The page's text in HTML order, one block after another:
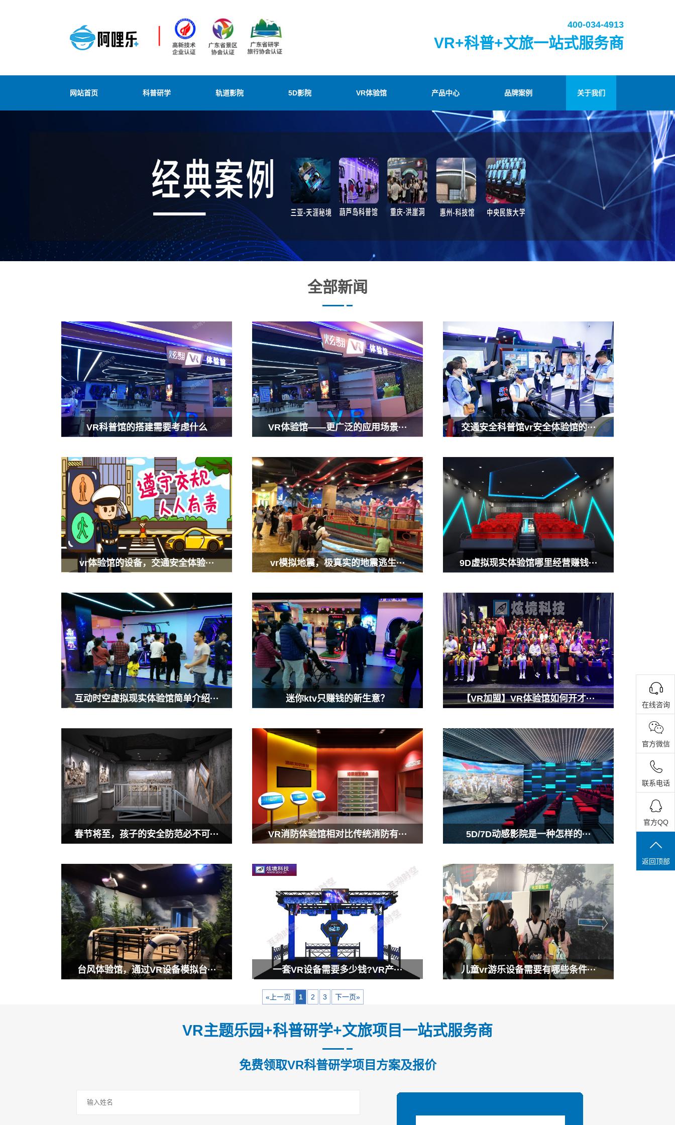
400-034-4913
VR+科普+文旅一站式服务商
网站首页 科普研学 轨道影院 5D影院 VR体验馆 产品中心 品牌案例 关于我们
全部新闻
VR科普馆的搭建需要考虑什么 VR体验馆——更广泛的应用场景··· 交通安全科普馆vr安全体验馆的···
vr体验馆的设备，交通安全体验··· vr模拟地震，极真实的地震逃生··· 9D虚拟现实体验馆哪里经营赚钱···
互动时空虚拟现实体验馆简单介绍··· 迷你ktv只赚钱的新生意？ 【VR加盟】VR体验馆如何开才···
春节将至，孩子的安全防范必不可··· VR消防体验馆相对比传统消防有··· 5D/7D动感影院是一种怎样的···
台风体验馆，通过VR设备模拟台··· 一套VR设备需要多少钱?VR产··· 儿童vr游乐设备需要有哪些条件···
«上一页 1 2 3 下一页»
VR主题乐园+科普研学+文旅项目一站式服务商
免费领取VR科普研学项目方案及报价
在线咨询
官方微信
联系电话
官方QQ
返回顶部